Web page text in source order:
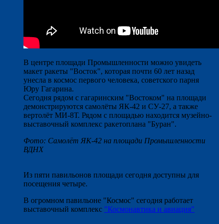
В центре площади Промышленности можно увидеть
макет ракеты "Восток", которая почти 60 лет назад
унесла в космос первого человека, советского парня
Юру Гагарина.
Сегодня рядом с гагаринским "Востоком" на площади
демонстрируются самолёты ЯК-42 и СУ-27, а также
вертолёт МИ-8Т. Рядом с площадью находится музейно-
выставочный комплекс ракетоплана "Буран".
Фото: Самолёт ЯК-42 на площади Промышленности
ВДНХ
Из пяти павильонов площади сегодня доступны для
посещения четыре.
В огромном павильоне "Космос" сегодня работает
выставочный комплекс "Космонавтика и авиация"